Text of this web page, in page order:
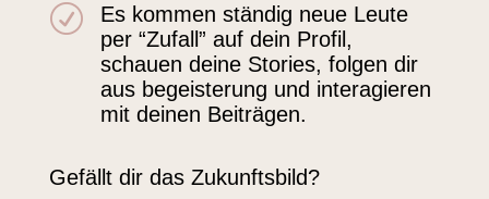
R
Es kommen ständig neue Leute
per “Zufall” auf dein Profil,
schauen deine Stories, folgen dir
aus begeisterung und interagieren
mit deinen Beiträgen.
Gefällt dir das Zukunftsbild?